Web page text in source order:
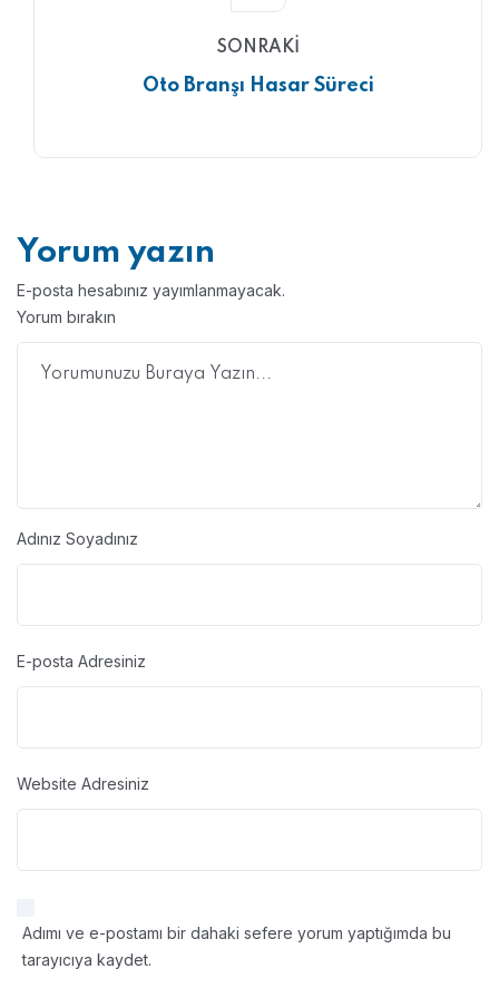
SONRAKI
Oto Branşı Hasar Süreci
Yorum yazın
E-posta hesabınız yayımlanmayacak.
Yorum bırakın
Adınız Soyadınız
E-posta Adresiniz
Website Adresiniz
Adımı ve e-postamı bir dahaki sefere yorum yaptığımda bu
tarayıcıya kaydet.